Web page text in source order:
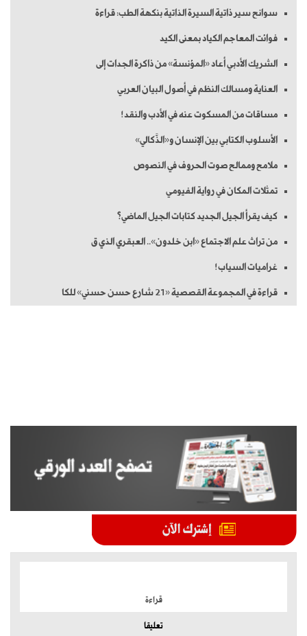
سوانح سير ذاتية السيرة الذاتية بنكهة الطب: قراءة
فوائت المعاجم الكياد بمعنى الكيد
الشريك الأدبي أعاد «المؤنسة» من ذاكرة الجدات إلى
العناية ومسالك النظم في أصول البيان العربي
مساقات من المسكوت عنه في الأدب والنقد!
الأسلوب الكتابي بين الإنسان و«الذَّكالي»
ملامح وممالح صوت الحروف في النصوص
تمثلات المكان في رواية الفيومي
كيف يقرأ الجيل الجديد كتابات الجيل الماضي؟
من تراث علم الاجتماع «ابن خلدون».. العبقري الذي ق
غراميات السياب!
قراءة في المجموعة القصصية «21 شارع حسن حسني» للكا
قراءة
تعليقا